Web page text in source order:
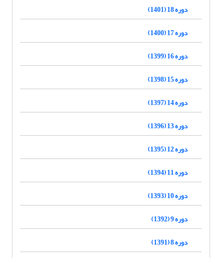
دوره 18 (1401)
دوره 17 (1400)
دوره 16 (1399)
دوره 15 (1398)
دوره 14 (1397)
دوره 13 (1396)
دوره 12 (1395)
دوره 11 (1394)
دوره 10 (1393)
دوره 9 (1392)
دوره 8 (1391)